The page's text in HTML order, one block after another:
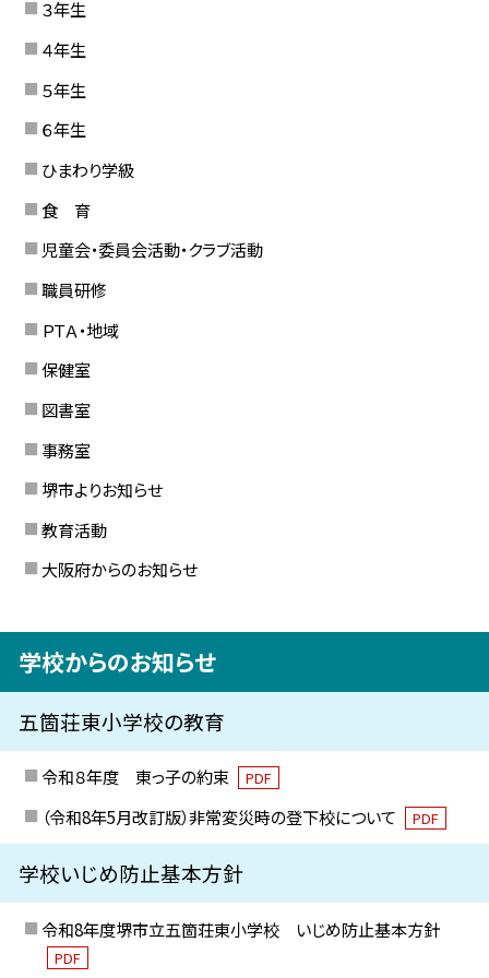
３年生
４年生
５年生
６年生
ひまわり学級
食 育
児童会・委員会活動・クラブ活動
職員研修
ＰＴＡ・地域
保健室
図書室
事務室
堺市よりお知らせ
教育活動
大阪府からのお知らせ
学校からのお知らせ
五箇荘東小学校の教育
令和８年度 東っ子の約束 PDF
（令和8年5月改訂版）非常変災時の登下校について PDF
学校いじめ防止基本方針
令和8年度堺市立五箇荘東小学校 いじめ防止基本方針
PDF